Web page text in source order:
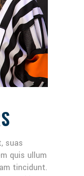
suas
quis ullum
tincidunt.